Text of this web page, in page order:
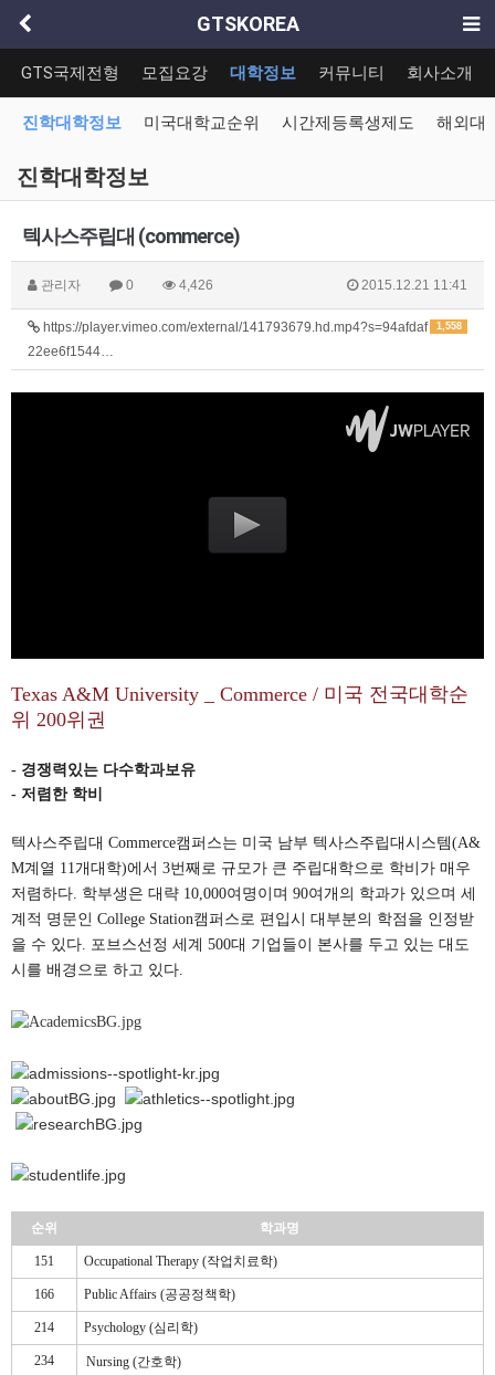
GTSKOREA
GTS국제전형 모집요강 대학정보 커뮤니티 회사소개
진학대학정보 미국대학교순위 시간제등록생제도 해외대
진학대학정보
텍사스주립대 (commerce)
관리자 0 4,426 2015.12.21 11:41
1,558
https://player.vimeo.com/external/141793679.hd.mp4?s=94afdaf
22ee6f1544…
Texas A&M University _ Commerce / 미국 전국대학순
위 200위권
- 경쟁력있는 다수학과보유
- 저렴한 학비
텍사스주립대 Commerce캠퍼스는 미국 남부 텍사스주립대시스템(A&
M계열 11개대학)에서 3번째로 규모가 큰 주립대학으로 학비가 매우
저렴하다. 학부생은 대략 10,000여명이며 90여개의 학과가 있으며 세
계적 명문인 College Station캠퍼스로 편입시 대부분의 학점을 인정받
을 수 있다. 포브스선정 세계 500대 기업들이 본사를 두고 있는 대도
시를 배경으로 하고 있다.
순위 학과명
151 Occupational Therapy (작업치료학)
166 Public Affairs (공공정책학)
214 Psychology (심리학)
234 Nursing (간호학)